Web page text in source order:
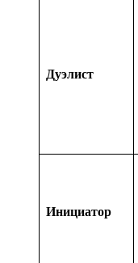
Дуэлист
Инициатор